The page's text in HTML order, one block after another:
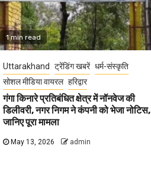
1 min read
Uttarakhand ट्रेंडिंग खबरें धर्म-संस्कृति
सोशल मीडिया वायरल हरिद्वार
गंगा किनारे प्रतिबंधित क्षेत्र में नॉनवेज की
डिलीवरी, नगर निगम ने कंपनी को भेजा नोटिस,
जानिए पूरा मामला
May 13, 2026 admin